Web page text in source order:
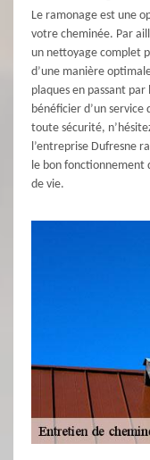
Le ramonage est une
votre cheminée. Par
un nettoyage complet
d’une manière
plaques en passant
bénéficier d’un
toute sécurité,
l’entreprise Dufresne
le bon fonctionnement
de vie.